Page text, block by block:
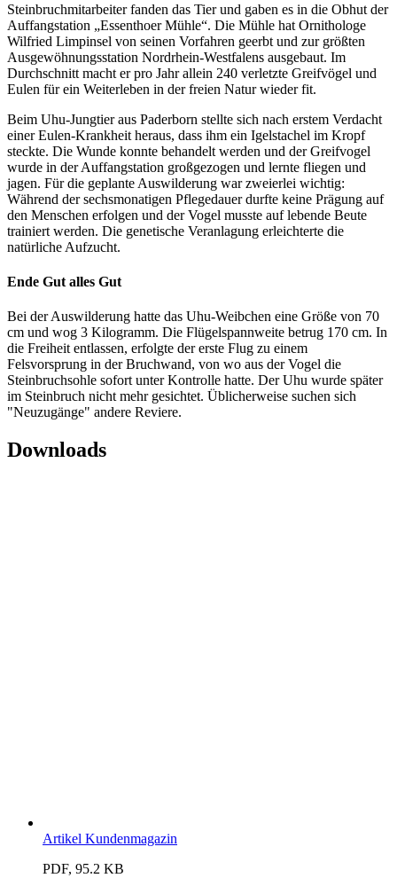
Steinbruchmitarbeiter fanden das Tier und gaben es in die Obhut der
Auffangstation „Essenthoer Mühle“. Die Mühle hat Ornithologe
Wilfried Limpinsel von seinen Vorfahren geerbt und zur größten
Ausgewöhnungsstation Nordrhein-Westfalens ausgebaut. Im
Durchschnitt macht er pro Jahr allein 240 verletzte Greifvögel und
Eulen für ein Weiterleben in der freien Natur wieder fit.
Beim Uhu-Jungtier aus Paderborn stellte sich nach erstem Verdacht
einer Eulen-Krankheit heraus, dass ihm ein Igelstachel im Kropf
steckte. Die Wunde konnte behandelt werden und der Greifvogel
wurde in der Auffangstation großgezogen und lernte fliegen und
jagen. Für die geplante Auswilderung war zweierlei wichtig:
Während der sechsmonatigen Pflegedauer durfte keine Prägung auf
den Menschen erfolgen und der Vogel musste auf lebende Beute
trainiert werden. Die genetische Veranlagung erleichterte die
natürliche Aufzucht.
Ende Gut alles Gut
Bei der Auswilderung hatte das Uhu-Weibchen eine Größe von 70
cm und wog 3 Kilogramm. Die Flügelspannweite betrug 170 cm. In
die Freiheit entlassen, erfolgte der erste Flug zu einem
Felsvorsprung in der Bruchwand, von wo aus der Vogel die
Steinbruchsohle sofort unter Kontrolle hatte. Der Uhu wurde später
im Steinbruch nicht mehr gesichtet. Üblicherweise suchen sich
"Neuzugänge" andere Reviere.
Downloads
Artikel Kundenmagazin
PDF, 95.2 KB